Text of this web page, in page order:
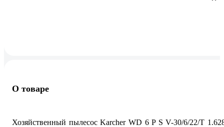
О товаре
Хозяйственный пылесос Karcher WD 6 P S V-30/6/22/T